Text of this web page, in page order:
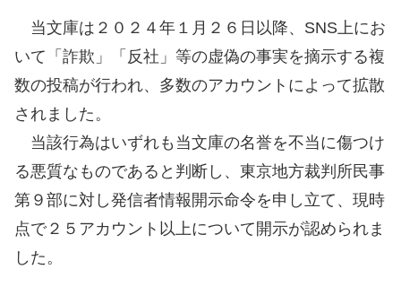
当文庫は２０２４年１月２６日以降、SNS上にお
いて「詐欺」「反社」等の虚偽の事実を摘示する複
数の投稿が行われ、多数のアカウントによって拡散
されました。
当該行為はいずれも当文庫の名誉を不当に傷つけ
る悪質なものであると判断し、東京地方裁判所民事
第９部に対し発信者情報開示命令を申し立て、現時
点で２５アカウント以上について開示が認められま
した。